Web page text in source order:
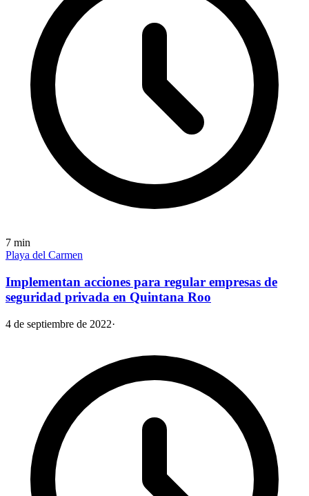
7 min
Playa del Carmen
Implementan acciones para regular empresas de
seguridad privada en Quintana Roo
4 de septiembre de 2022·